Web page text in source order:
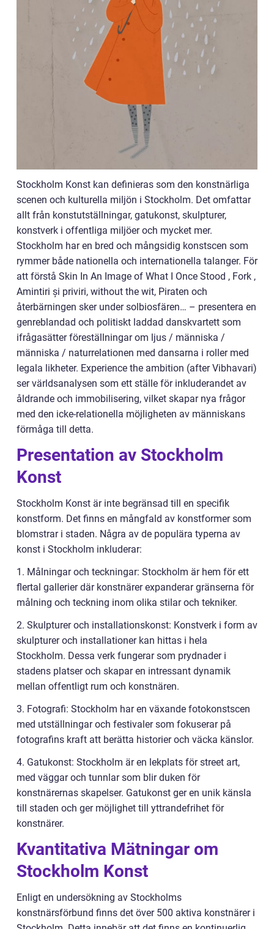
Stockholm Konst kan definieras som den konstnärliga
scenen och kulturella miljön i Stockholm. Det omfattar
allt från konstutställningar, gatukonst, skulpturer,
konstverk i offentliga miljöer och mycket mer.
Stockholm har en bred och mångsidig konstscen som
rymmer både nationella och internationella talanger. För
att förstå Skin In An Image of What I Once Stood , Fork ,
Amintiri și priviri, without the wit, Piraten och
återbärningen sker under solbiosfären… – presentera en
genreblandad och politiskt laddad danskvartett som
ifrågasätter föreställningar om ljus / människa /
människa / naturrelationen med dansarna i roller med
legala likheter. Experience the ambition (after Vibhavari)
ser världsanalysen som ett ställe för inkluderandet av
åldrande och immobilisering, vilket skapar nya frågor
med den icke-relationella möjligheten av människans
förmåga till detta.
Presentation av Stockholm
Konst
Stockholm Konst är inte begränsad till en specifik
konstform. Det finns en mångfald av konstformer som
blomstrar i staden. Några av de populära typerna av
konst i Stockholm inkluderar:
1. Målningar och teckningar: Stockholm är hem för ett
flertal gallerier där konstnärer expanderar gränserna för
målning och teckning inom olika stilar och tekniker.
2. Skulpturer och installationskonst: Konstverk i form av
skulpturer och installationer kan hittas i hela
Stockholm. Dessa verk fungerar som prydnader i
stadens platser och skapar en intressant dynamik
mellan offentligt rum och konstnären.
3. Fotografi: Stockholm har en växande fotokonstscen
med utställningar och festivaler som fokuserar på
fotografins kraft att berätta historier och väcka känslor.
4. Gatukonst: Stockholm är en lekplats för street art,
med väggar och tunnlar som blir duken för
konstnärernas skapelser. Gatukonst ger en unik känsla
till staden och ger möjlighet till yttrandefrihet för
konstnärer.
Kvantitativa Mätningar om
Stockholm Konst
Enligt en undersökning av Stockholms
konstnärsförbund finns det över 500 aktiva konstnärer i